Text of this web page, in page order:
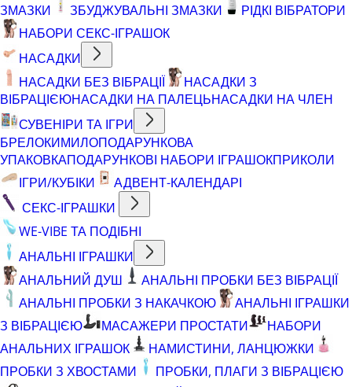
ЗМАЗКИ
ЗБУДЖУВАЛЬНІ ЗМАЗКИ
РІДКІ ВІБРАТОРИ
НАБОРИ СЕКС-ІГРАШОК
НАСАДКИ
НАСАДКИ БЕЗ ВІБРАЦІЇ
НАСАДКИ З
ВІБРАЦІЄЮНАСАДКИ НА ПАЛЕЦЬНАСАДКИ НА ЧЛЕН
СУВЕНІРИ ТА ІГРИ
БРЕЛОКИМИЛОПОДАРУНКОВА
УПАКОВКАПОДАРУНКОВІ НАБОРИ ІГРАШОКПРИКОЛИ
ІГРИ/КУБІКИ
АДВЕНТ-КАЛЕНДАРІ
СЕКС-ІГРАШКИ
WE-VIBE ТА ПОДІБНІ
АНАЛЬНІ ІГРАШКИ
АНАЛЬНИЙ ДУШ
АНАЛЬНІ ПРОБКИ БЕЗ ВІБРАЦІЇ
АНАЛЬНІ ПРОБКИ З НАКАЧКОЮ
АНАЛЬНІ ІГРАШКИ
З ВІБРАЦІЄЮ
МАСАЖЕРИ ПРОСТАТИ
НАБОРИ
АНАЛЬНИХ ІГРАШОК
НАМИСТИНИ, ЛАНЦЮЖКИ
ПРОБКИ З ХВОСТАМИ
ПРОБКИ, ПЛАГИ З ВІБРАЦІЄЮ